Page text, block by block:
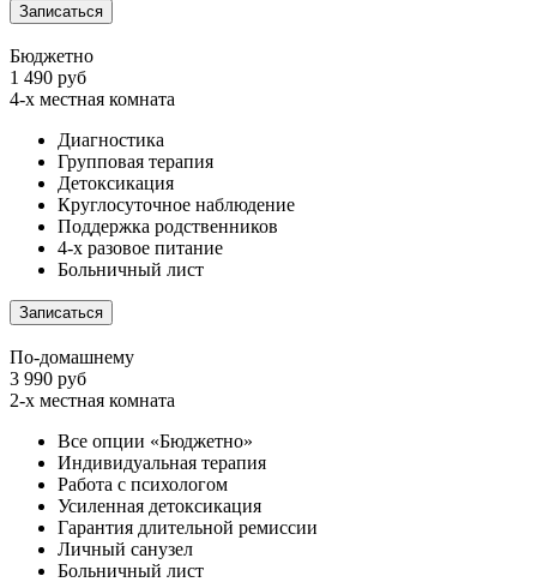
Записаться
Бюджетно
1 490 руб
4-х местная комната
Диагностика
Групповая терапия
Детоксикация
Круглосуточное наблюдение
Поддержка родственников
4-х разовое питание
Больничный лист
Записаться
По-домашнему
3 990 руб
2-х местная комната
Все опции «Бюджетно»
Индивидуальная терапия
Работа с психологом
Усиленная детоксикация
Гарантия длительной ремиссии
Личный санузел
Больничный лист